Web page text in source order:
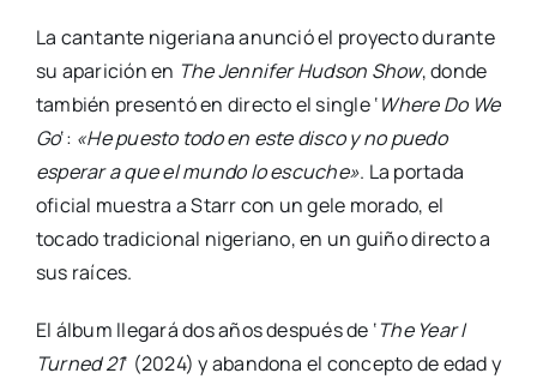
La cantante nigeriana anunció el proyecto durante
su aparición en The Jennifer Hudson Show, donde
también presentó en directo el single ‘Where Do We
Go‘: «He puesto todo en este disco y no puedo
esperar a que el mundo lo escuche». La portada
oficial muestra a Starr con un gele morado, el
tocado tradicional nigeriano, en un guiño directo a
sus raíces.
El álbum llegará dos años después de ‘The Year I
Turned 21‘ (2024) y abandona el concepto de edad y